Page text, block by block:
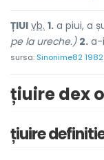
ȚIUI vb. 1. a piui, a
pe la ureche.) 2. a-
sursa: Sinonime82 1982
țiuire dex
țiuire